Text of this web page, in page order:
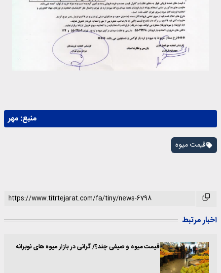
منبع:مهر
قیمت میوه
اخبار مرتبط
قیمت میوه و صیفی‌ چند؟/ گرانی در بازار میوه های نوبرانه